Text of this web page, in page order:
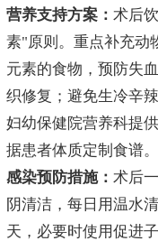
营养支持方案： 术后
素"原则。重点补充动
元素的食物，预防失
织修复；避免生冷辛
妇幼保健院营养科提
据患者体质定制食谱。
感染预防措施： 术后
阴清洁，每日用温水
天，必要时使用促进